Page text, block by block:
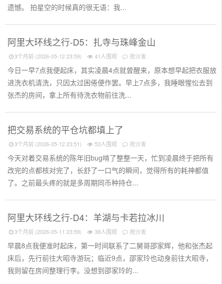
遗憾。 拍星空的时候真的很无语：我...
阿里大环线之行-D5：扎寺与珠峰金山
3个月前 (2026-05-12 23:59) 41人围观 抢沙发
今日一早7点我便起床，其实凌晨4点就曾醒来，原本想早起把衣服放
进洗衣机清洗，只因太过困倦便作罢。早上7点多，我睡眼惺忪去到
张杰的房间，拿上所有待洗衣物前往洗...
把交易系统的平仓坑都填上了
3个月前 (2026-05-12 23:51) 53人围观 抢沙发
今天对着交易系统的陈年旧bug啃了整整一天，忙到凌晨终于把所有
改完的点都核对完了，长舒了一口气的瞬间，觉得所有的耗神都值
了。之前最头疼的就是多周期同币种持仓...
阿里大环线之行-D4：羊湖与卡若拉冰川
3个月前 (2026-05-11 23:59) 38人围观 抢沙发
早晨8点我便准时起床，第一时间联系了二舅哥邵家辉，他和张杰起
床后，先行前往大昭寺游玩；临近9点，邵家玲也动身前往大昭寺，
我则留在房间整理行李。没想到邵家玲的...